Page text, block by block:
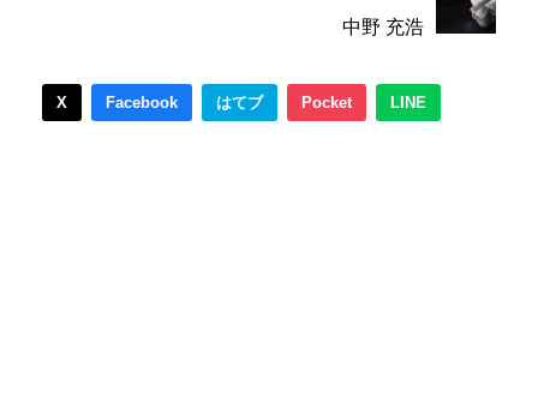
中野 充浩
X Facebook はてブ Pocket LINE